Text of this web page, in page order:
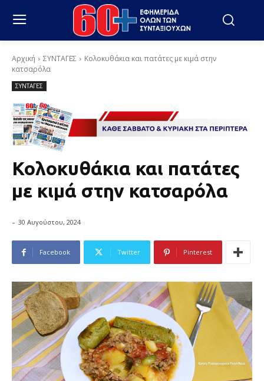
Αρχική ΣΥΝΤΑΓΕΣ
Κολοκυθάκια και πατάτες με κιμά στην
κατσαρόλα
ΣΥΝΤΑΓΕΣ
Κολοκυθάκια και πατάτες
με κιμά στην κατσαρόλα
- 30 Αυγούστου, 2024
Facebook Twitter Pinterest